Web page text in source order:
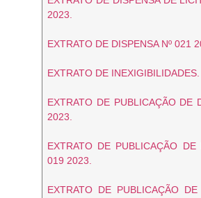
2023.
EXTRATO DE DISPENSA Nº 021
EXTRATO DE INEXIGIBILIDADES.
EXTRATO DE PUBLICAÇÃO DE
2023.
EXTRATO DE PUBLICAÇÃO DE
019 2023.
EXTRATO DE PUBLICAÇÃO